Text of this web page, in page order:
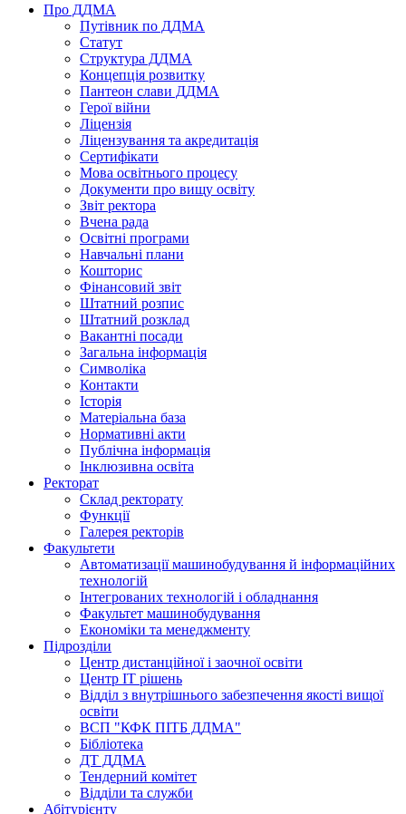
Про ДДМА
Путівник по ДДМА
Статут
Структура ДДМА
Концепція розвитку
Пантеон слави ДДМА
Герої війни
Ліцензія
Ліцензування та акредитація
Сертифікати
Мова освітнього процесу
Документи про вищу освіту
Звіт ректора
Вчена рада
Освітні програми
Навчальні плани
Кошторис
Фінансовий звіт
Штатний розпис
Штатний розклад
Вакантні посади
Загальна інформація
Символіка
Контакти
Історія
Матеріальна база
Нормативні акти
Публічна інформація
Інклюзивна освіта
Ректорат
Склад ректорату
Функції
Галерея ректорів
Факультети
Автоматизації машинобудування й інформаційних
технологій
Інтегрованих технологій і обладнання
Факультет машинобудування
Економіки та менеджменту
Підрозділи
Центр дистанційної і заочної освіти
Центр ІТ рішень
Відділ з внутрішнього забезпечення якості вищої
освіти
ВСП "КФК ПІТБ ДДМА"
Бібліотека
ДТ ДДМА
Тендерний комітет
Відділи та служби
Абітурієнту